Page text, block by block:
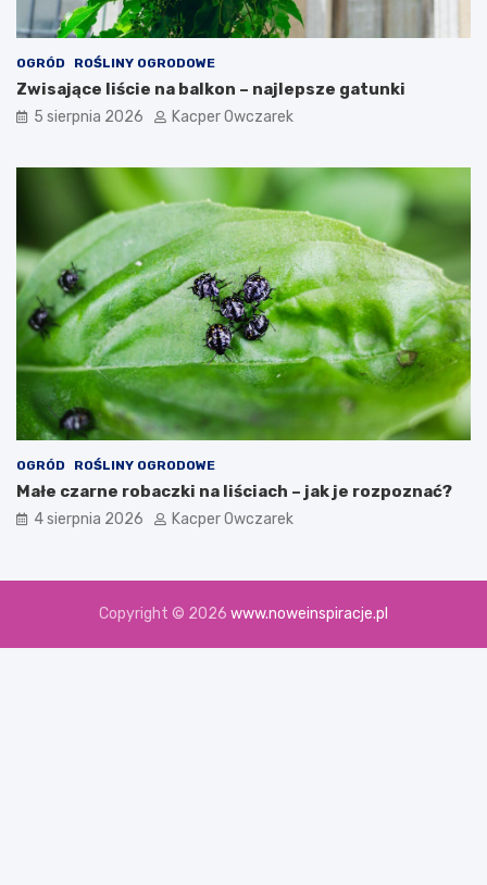
OGRÓD ROŚLINY OGRODOWE
Zwisające liście na balkon – najlepsze gatunki
5 sierpnia 2026 Kacper Owczarek
OGRÓD ROŚLINY OGRODOWE
Małe czarne robaczki na liściach – jak je rozpoznać?
4 sierpnia 2026 Kacper Owczarek
Copyright © 2026 www.noweinspiracje.pl